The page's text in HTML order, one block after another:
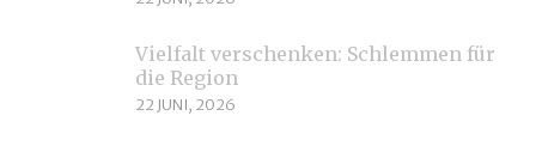
Vielfalt verschenken: Schlemmen für
die Region
22 JUNI, 2026